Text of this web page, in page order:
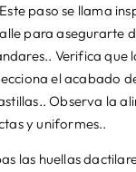
paso se llama
para asegurarte
Verifica
el acabado
Observa la
y uniformes..
las huellas